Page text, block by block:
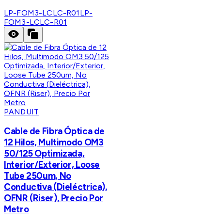
LP-FOM3-LCLC-R01 LP-
FOM3-LCLC-R01
PANDUIT
Cable de Fibra Óptica de
12 Hilos, Multimodo OM3
50/125 Optimizada,
Interior/Exterior, Loose
Tube 250um, No
Conductiva (Dieléctrica),
OFNR (Riser), Precio Por
Metro